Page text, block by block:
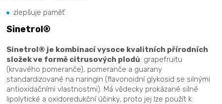
zlepšuje paměť
Sinetrol®
Sinetrol® je kombinací vysoce kvalitních přírodních
složek ve formě citrusových plodů: grapefruitu
(krvavého pomeranče), pomeranče a guarany
standardizované na naringin (flavonoidní glykosid se silnými
antioxidačními vlastnostmi). Má vědecky prokázané silné
lipolytické a oxidoredukční účinky, proto jej lze použít k